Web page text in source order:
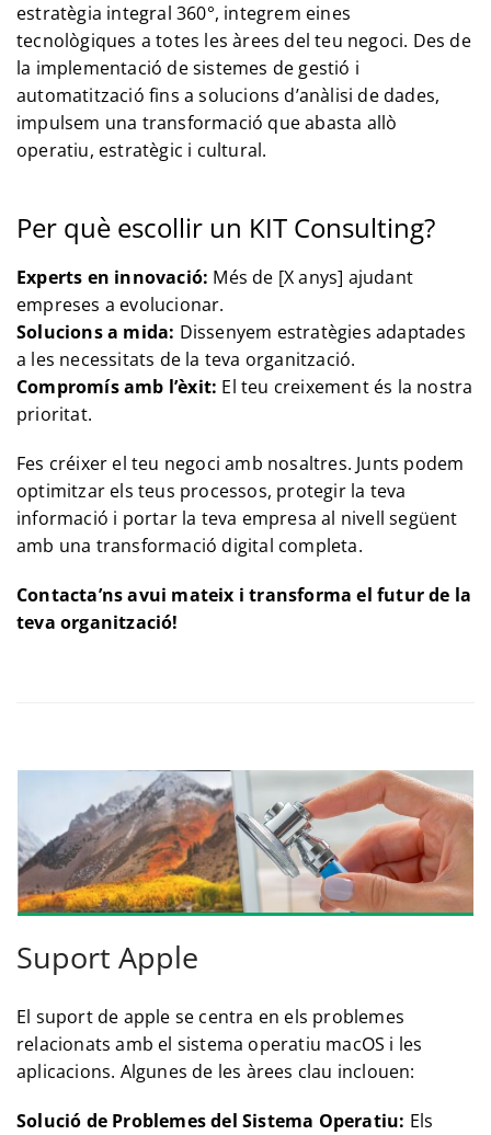
estratègia integral 360°, integrem eines
tecnològiques a totes les àrees del teu negoci. Des de
la implementació de sistemes de gestió i
automatització fins a solucions d’anàlisi de dades,
impulsem una transformació que abasta allò
operatiu, estratègic i cultural.
Per què escollir un KIT Consulting?
Experts en innovació: Més de [X anys] ajudant
empreses a evolucionar.
Solucions a mida: Dissenyem estratègies adaptades
a les necessitats de la teva organització.
Compromís amb l’èxit: El teu creixement és la nostra
prioritat.
Fes créixer el teu negoci amb nosaltres. Junts podem
optimitzar els teus processos, protegir la teva
informació i portar la teva empresa al nivell següent
amb una transformació digital completa.
Contacta’ns avui mateix i transforma el futur de la
teva organització!
Suport Apple
El suport de apple se centra en els problemes
relacionats amb el sistema operatiu macOS i les
aplicacions. Algunes de les àrees clau inclouen:
Solució de Problemes del Sistema Operatiu: Els